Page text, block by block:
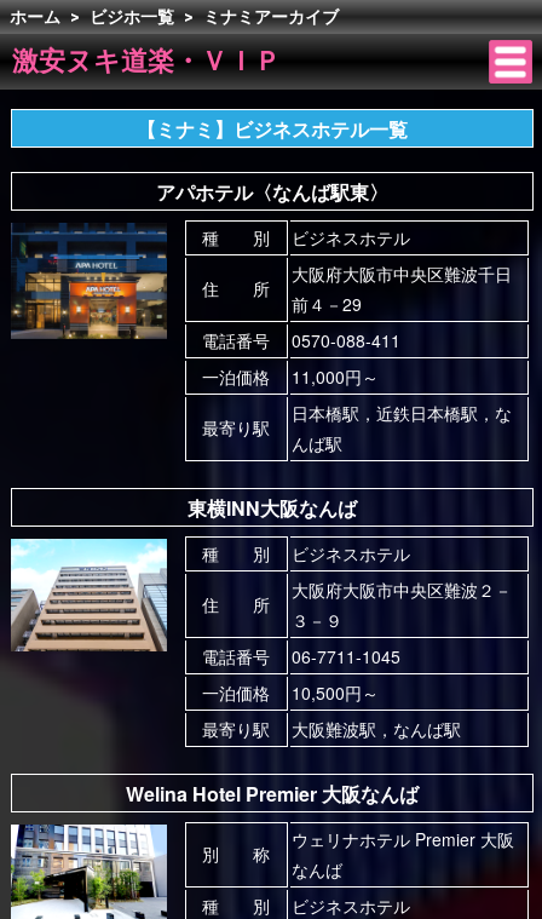
ホーム > ビジホ一覧 > ミナミアーカイブ
激安ヌキ道楽・ＶＩＰ
【ミナミ】ビジネスホテル一覧
アパホテル〈なんば駅東〉
種 別 ビジネスホテル
住 所
大阪府大阪市中央区難波千日
前４－29
電話番号
0570-088-411
一泊価格
11,000円～
最寄り駅
日本橋駅，近鉄日本橋駅，な
んば駅
東横INN大阪なんば
種 別 ビジネスホテル
住 所
大阪府大阪市中央区難波２－
３－９
電話番号
06-7711-1045
一泊価格
10,500円～
最寄り駅
大阪難波駅，なんば駅
Welina Hotel Premier 大阪なんば
別 称
ウェリナホテル Premier 大阪
なんば
種 別
ビジネスホテル